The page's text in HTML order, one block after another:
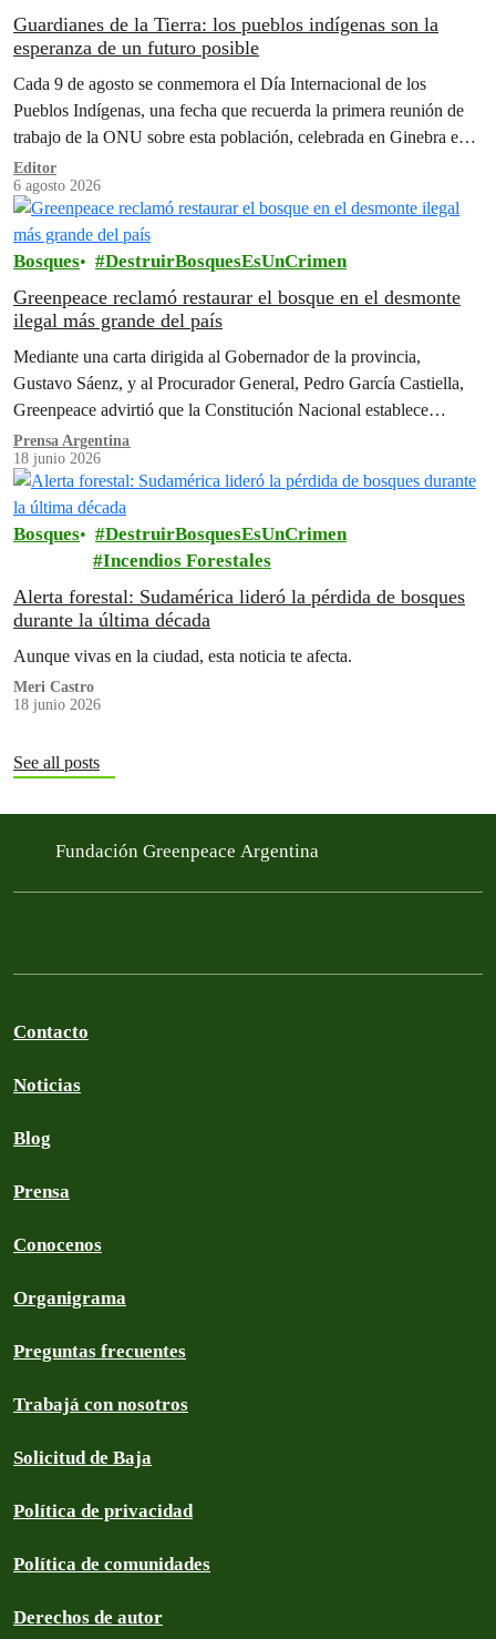
Guardianes de la Tierra: los pueblos indígenas son la
esperanza de un futuro posible
Cada 9 de agosto se conmemora el Día Internacional de los
Pueblos Indígenas, una fecha que recuerda la primera reunión de
trabajo de la ONU sobre esta población, celebrada en Ginebra en
1982.
Editor
6 agosto 2026
Bosques DestruirBosquesEsUnCrimen
Greenpeace reclamó restaurar el bosque en el desmonte
ilegal más grande del país
Mediante una carta dirigida al Gobernador de la provincia,
Gustavo Sáenz, y al Procurador General, Pedro García Castiella,
Greenpeace advirtió que la Constitución Nacional establece
claramente en su artículo 41…
Prensa Argentina
18 junio 2026
Bosques
DestruirBosquesEsUnCrimen
Incendios Forestales
Alerta forestal: Sudamérica lideró la pérdida de bosques
durante la última década
Aunque vivas en la ciudad, esta noticia te afecta.
Meri Castro
18 junio 2026
See all posts
Fundación Greenpeace Argentina
Contacto
Noticias
Blog
Prensa
Conocenos
Organigrama
Preguntas frecuentes
Trabajá con nosotros
Solicitud de Baja
Política de privacidad
Política de comunidades
Derechos de autor